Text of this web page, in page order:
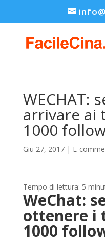
WECHAT:
arrivare ai
1000
Giu 27, 2017| E-
Tempo di lettura: 5
WeChat:
ottenere i
1000